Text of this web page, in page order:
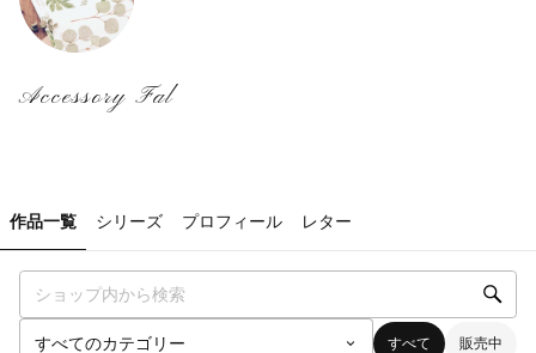
Accessory Fal
作品一覧 シリーズ プロフィール レター
すべて 販売中